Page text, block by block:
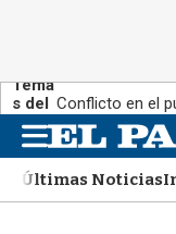
Tema
s del
día:
Conflicto en el
n
uÚltimas Noticias